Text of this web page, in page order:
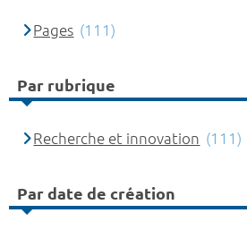
Pages (111)
Par rubrique
Recherche et innovation (111)
Par date de création